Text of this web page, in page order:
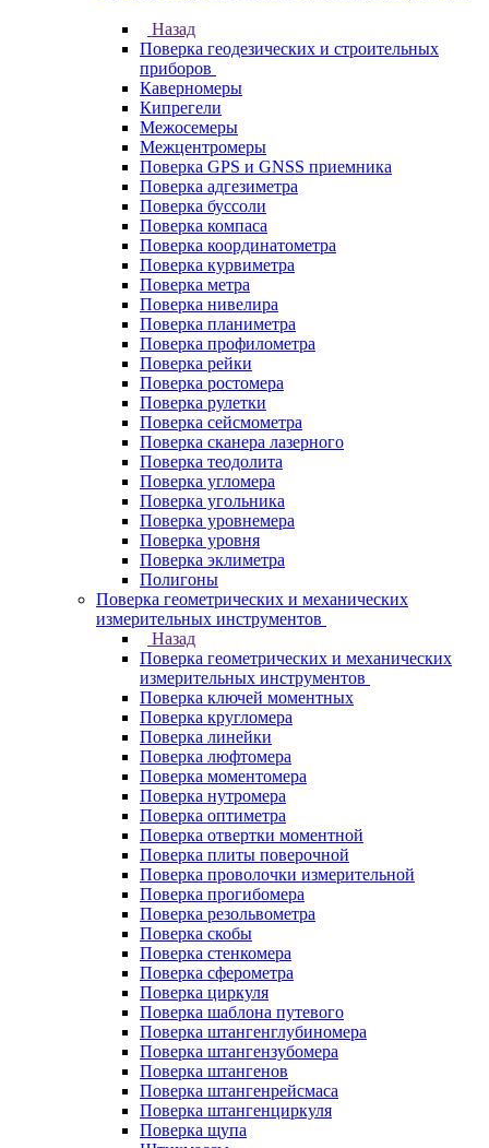
Назад
Поверка геодезических и строительных
приборов
Каверномеры
Кипрегели
Межосемеры
Межцентромеры
Поверка GPS и GNSS приемника
Поверка адгезиметра
Поверка буссоли
Поверка компаса
Поверка координатометра
Поверка курвиметра
Поверка метра
Поверка нивелира
Поверка планиметра
Поверка профилометра
Поверка рейки
Поверка ростомера
Поверка рулетки
Поверка сейсмометра
Поверка сканера лазерного
Поверка теодолита
Поверка угломера
Поверка угольника
Поверка уровнемера
Поверка уровня
Поверка эклиметра
Полигоны
Поверка геометрических и механических
измерительных инструментов
Назад
Поверка геометрических и механических
измерительных инструментов
Поверка ключей моментных
Поверка кругломера
Поверка линейки
Поверка люфтомера
Поверка моментомера
Поверка нутромера
Поверка оптиметра
Поверка отвертки моментной
Поверка плиты поверочной
Поверка проволочки измерительной
Поверка прогибомера
Поверка резольвометра
Поверка скобы
Поверка стенкомера
Поверка сферометра
Поверка циркуля
Поверка шаблона путевого
Поверка штангенглубиномера
Поверка штангензубомера
Поверка штангенов
Поверка штангенрейсмаса
Поверка штангенциркуля
Поверка щупа